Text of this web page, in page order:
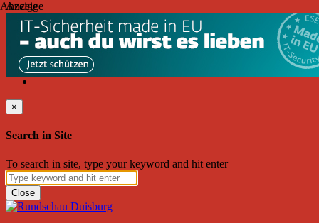
Donnerstag, August 06, 2026
Friend on Facebook
Subscribe to RSS
Search
×
Search in Site
To search in site, type your keyword and hit enter
Close
Anzeige
Anzeige